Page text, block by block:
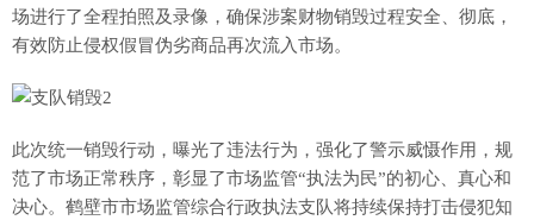
场进行了全程拍照及录像，确保涉案财物销毁过程安全、彻底，
有效防止侵权假冒伪劣商品再次流入市场。
此次统一销毁行动，曝光了违法行为，强化了警示威慑作用，规
范了市场正常秩序，彰显了市场监管“执法为民”的初心、真心和
决心。鹤壁市市场监管综合行政执法支队将持续保持打击侵犯知